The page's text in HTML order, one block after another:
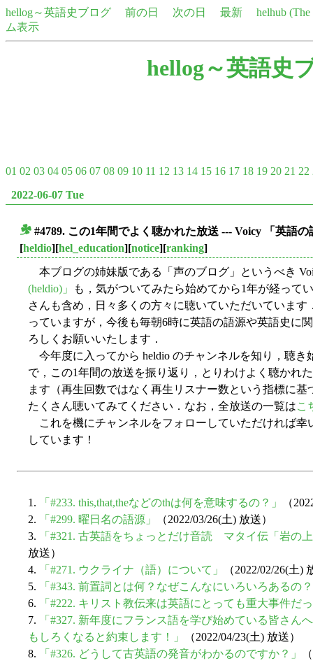
hellog～英語史ブログ 前の日 次の日 最新
helhub
ム表示
hellog～英語史
01 02 03 04 05 06 07 08 09 10 11 12 13 14 15 16 17 18 19 20 21 22
2022-06-07 Tue
#4789. この1年間でよく聴かれた放送 --- Voicy 「英語
[heldio][hel_education][notice][ranking]
本ブログの姉妹版である「声のブログ」というべき
(heldio)」
も，気がついてみたら始めてから1年が経って
さんも含め，日々多くの方々に聴いていただいていま
っていますが，今後も毎朝6時に英語の語源や英語史に
ろしくお願いいたします．
今年度に入ってから heldio のチャンネルを知り，聴き
で，この1年間の放送を振り返り，とりわけよく聴かれ
ます（再生回数ではなく再生リスナー数という指標に
たくさん聴いてみてください．なお，全放送の一覧はこ
これを機にチャンネルをフォローしていただければ幸
しています！
1. 「#233. this,that,theなどのthは何を意味するの？」
（
2.
「#299. 曜日名の語源」
（2022/03/26(土) 放送）
3.
「#321. 古英語をちょっとだけ音読 マタイ伝「岩の
放送）
4.
「#271. ウクライナ（語）について」
（2022/02/26(土)
5.
「#343. 前置詞とは何？なぜこんなにいろいろあるの
6.
「#222. キリスト教伝来は英語にとっても重大事件だ
7.
「#327. 新年度にフランス語を学び始めている皆さ
もしろくなると約束します！」
（2022/04/23(土) 放送）
8.
「#326. どうして古英語の発音がわかるのですか？」